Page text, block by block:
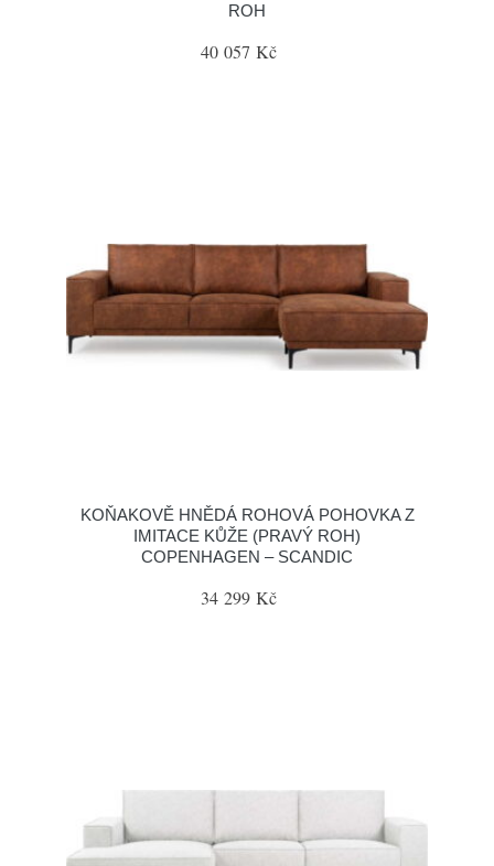
ROH
40 057 Kč
KOŇAKOVĚ HNĚDÁ ROHOVÁ POHOVKA Z
IMITACE KŮŽE (PRAVÝ ROH)
COPENHAGEN – SCANDIC
34 299 Kč